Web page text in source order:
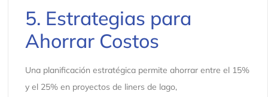
5. Estrategias para
Ahorrar Costos
Una planificación estratégica permite ahorrar entre el 15%
y el 25% en proyectos de liners de lago,